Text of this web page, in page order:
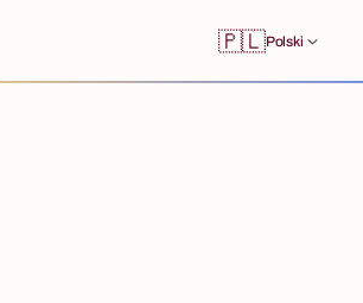
🇵🇱Polski